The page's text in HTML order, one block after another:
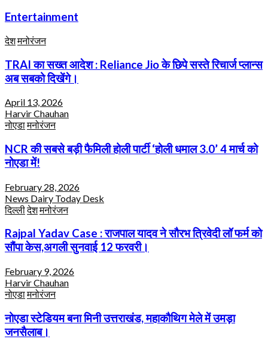
Entertainment
देशमनोरंजन
TRAI का सख्त आदेश : Reliance Jio के छिपे सस्ते रिचार्ज प्लान्स
अब सबको दिखेंगे।
April 13, 2026
Harvir Chauhan
नोएडामनोरंजन
NCR की सबसे बड़ी फैमिली होली पार्टी ‘होली धमाल 3.0’ 4 मार्च को
नोएडा में!
February 28, 2026
News Dairy Today Desk
दिल्लीदेशमनोरंजन
Rajpal Yadav Case : राजपाल यादव ने सौरभ त्रिवेदी लॉ फर्म को
सौंपा केस,अगली सुनवाई 12 फरवरी।
February 9, 2026
Harvir Chauhan
नोएडामनोरंजन
नोएडा स्टेडियम बना मिनी उत्तराखंड, महाकौथिग मेले में उमड़ा
जनसैलाब।